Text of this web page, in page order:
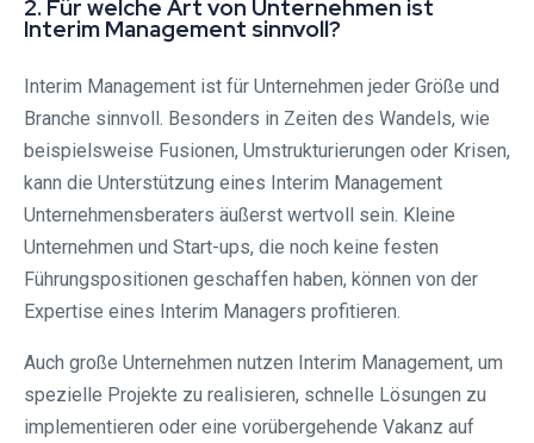
2. Für welche Art von Unternehmen ist
Interim Management sinnvoll?
Interim Management ist für Unternehmen jeder Größe und
Branche sinnvoll. Besonders in Zeiten des Wandels, wie
beispielsweise Fusionen, Umstrukturierungen oder Krisen,
kann die Unterstützung eines Interim Management
Unternehmensberaters äußerst wertvoll sein. Kleine
Unternehmen und Start-ups, die noch keine festen
Führungspositionen geschaffen haben, können von der
Expertise eines Interim Managers profitieren.
Auch große Unternehmen nutzen Interim Management, um
spezielle Projekte zu realisieren, schnelle Lösungen zu
implementieren oder eine vorübergehende Vakanz auf